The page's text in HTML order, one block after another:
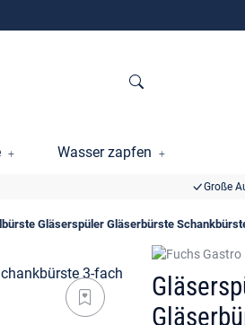
Wasser zapfen
Große
Gläserspüler Gläserbürste